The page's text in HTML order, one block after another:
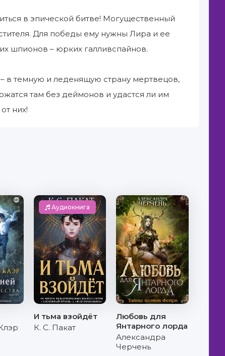
в эпической битве! Могущественный
Для победы ему нужны Лира и ее
шпионов – юрких галливспайнов.
в темную и леденящую страну мертвецов,
там без деймонов и удастся ли им
них!
Аудиокнига
И тьма взойдёт
К. С. Пакат
Любовь для
Янтарного лорда
Александра
Черчень